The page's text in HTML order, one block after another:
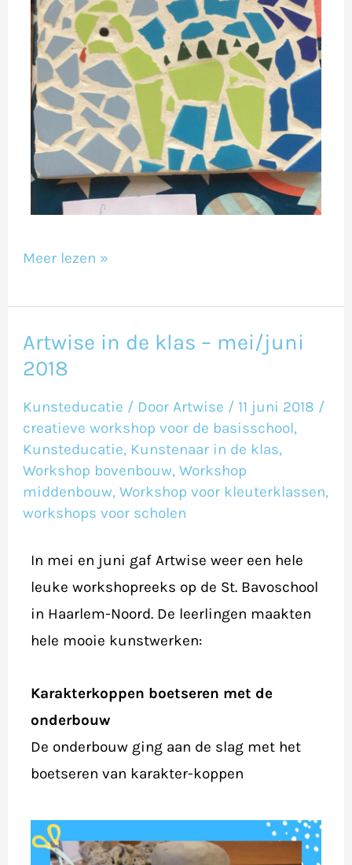
Meer lezen »
Artwise in de klas – mei/juni
2018
Kunsteducatie / DoorArtwise / 11 juni 2018 /
creatieve workshop voor de basisschool,
Kunsteducatie, Kunstenaar in de klas,
Workshop bovenbouw,Workshop
middenbouw,Workshop voor kleuterklassen,
workshops voor scholen
In mei en juni gaf Artwise weer een hele
leuke workshopreeks op de St. Bavoschool
in Haarlem-Noord. De leerlingen maakten
hele mooie kunstwerken:
Karakterkoppen boetseren met de
onderbouw
De onderbouw ging aan de slag met het
boetseren van karakter-koppen
Artwise
in
klas
–
mei/juni
2018